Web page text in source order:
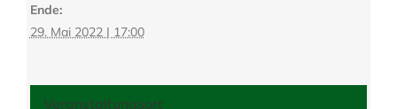
Ende:
29. Mai 2022 | 17:00
Veranstaltungsort